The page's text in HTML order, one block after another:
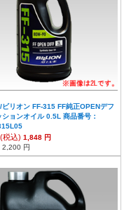
リオン FF-315 FF純正OPENデフ
ションオイル 0.5L 商品番号：
(税込) 1,848 円
2,200 円